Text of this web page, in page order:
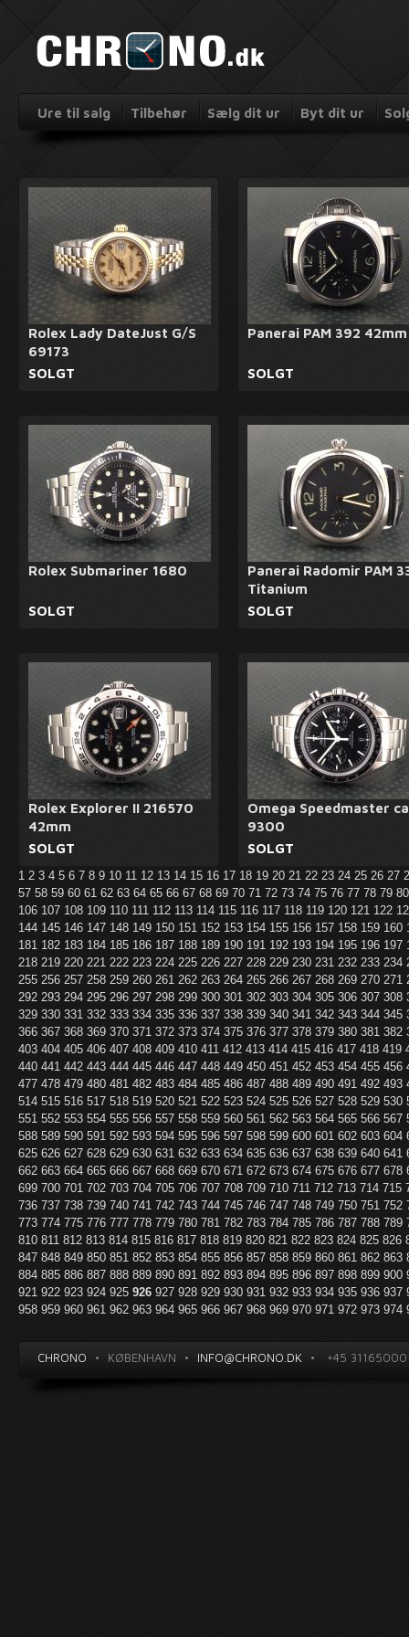
Ure til salg Tilbehør Sælg dit ur Byt dit ur
Rolex Lady DateJust G/S
69173
SOLGT
Panerai PAM 392 42mm
SOLGT
Rolex Submariner 1680
SOLGT
Panerai Radomir PAM
Titanium
SOLGT
Rolex Explorer II 216570
42mm
SOLGT
Omega Speedmaster
9300
SOLGT
1 2 3 4 5 6 7 8 9 10 11 12 13 14 15 16 17 18 19 20 21 22 23 24 25 26 27
57 58 59 60 61 62 63 64 65 66 67 68 69 70 71 72 73 74 75 76 77 78 79
106 107 108 109 110 111 112 113 114 115 116 117 118 119 120 121 122
144 145 146 147 148 149 150 151 152 153 154 155 156 157 158 159 160
181 182 183 184 185 186 187 188 189 190 191 192 193 194 195 196 197
218 219 220 221 222 223 224 225 226 227 228 229 230 231 232 233 234
255 256 257 258 259 260 261 262 263 264 265 266 267 268 269 270 271
292 293 294 295 296 297 298 299 300 301 302 303 304 305 306 307 308
329 330 331 332 333 334 335 336 337 338 339 340 341 342 343 344 345
366 367 368 369 370 371 372 373 374 375 376 377 378 379 380 381 382
403 404 405 406 407 408 409 410 411 412 413 414 415 416 417 418 419
440 441 442 443 444 445 446 447 448 449 450 451 452 453 454 455 456
477 478 479 480 481 482 483 484 485 486 487 488 489 490 491 492 493
514 515 516 517 518 519 520 521 522 523 524 525 526 527 528 529 530
551 552 553 554 555 556 557 558 559 560 561 562 563 564 565 566 567
588 589 590 591 592 593 594 595 596 597 598 599 600 601 602 603 604
625 626 627 628 629 630 631 632 633 634 635 636 637 638 639 640 641
662 663 664 665 666 667 668 669 670 671 672 673 674 675 676 677 678
699 700 701 702 703 704 705 706 707 708 709 710 711 712 713 714 715
736 737 738 739 740 741 742 743 744 745 746 747 748 749 750 751 752
773 774 775 776 777 778 779 780 781 782 783 784 785 786 787 788 789
810 811 812 813 814 815 816 817 818 819 820 821 822 823 824 825 826
847 848 849 850 851 852 853 854 855 856 857 858 859 860 861 862 863
884 885 886 887 888 889 890 891 892 893 894 895 896 897 898 899 900
921 922 923 924 925 926 927 928 929 930 931 932 933 934 935 936 937
958 959 960 961 962 963 964 965 966 967 968 969 970 971 972 973 974
CHRONO • KØBENHAVN • INFO@CHRONO.DK • +45 31165000